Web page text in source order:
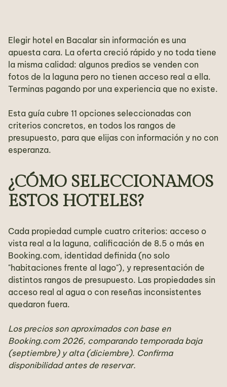
Elegir hotel en Bacalar sin información es una
apuesta cara. La oferta creció rápido y no toda tiene
la misma calidad: algunos predios se venden con
fotos de la laguna pero no tienen acceso real a ella.
Terminas pagando por una experiencia que no existe.
Esta guía cubre 11 opciones seleccionadas con
criterios concretos, en todos los rangos de
presupuesto, para que elijas con información y no con
esperanza.
¿CÓMO SELECCIONAMOS
ESTOS HOTELES?
Cada propiedad cumple cuatro criterios: acceso o
vista real a la laguna, calificación de 8.5 o más en
Booking.com, identidad definida (no solo
"habitaciones frente al lago"), y representación de
distintos rangos de presupuesto. Las propiedades sin
acceso real al agua o con reseñas inconsistentes
quedaron fuera.
Los precios son aproximados con base en
Booking.com 2026, comparando temporada baja
(septiembre) y alta (diciembre). Confirma
disponibilidad antes de reservar.